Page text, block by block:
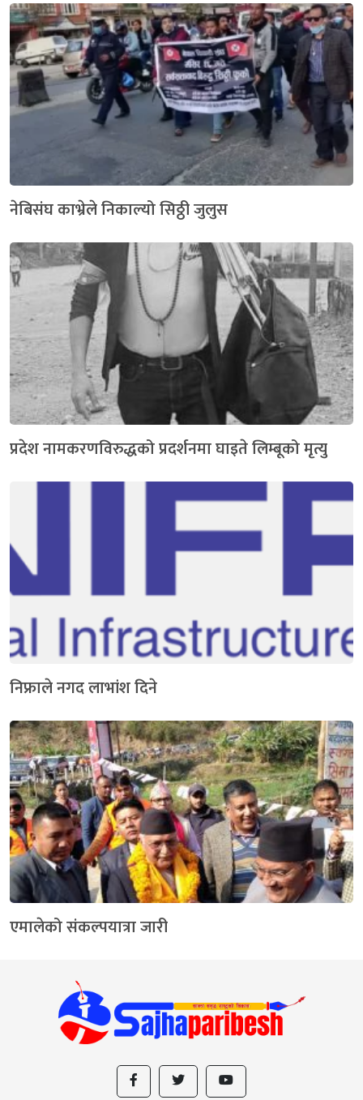
नेबिसंघ काभ्रेले निकाल्यो सिठ्ठी जुलुस
प्रदेश नामकरणविरुद्धको प्रदर्शनमा घाइते लिम्बूको मृत्यु
निफ्राले नगद लाभांश दिने
एमालेको संकल्पयात्रा जारी